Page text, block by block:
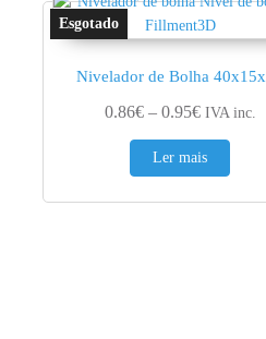
3.15€
Nivelador de Bolha
0.86€ – 0.95€Price
IVA inc.
Ler mais